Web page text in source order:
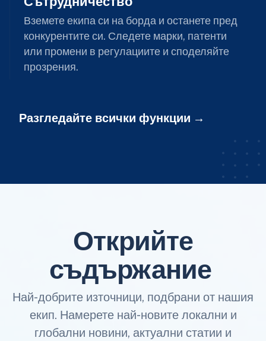
Вземете екипа си на борда и останете пред
конкурентите си. Следете марки, патенти
или промени в регулациите и споделяйте
прозрения.
Разгледайте всички функции
Открийте
съдържание
Най-добрите източници, подбрани от нашия
екип. Намерете най-новите локални и
глобални новини, актуални статии и